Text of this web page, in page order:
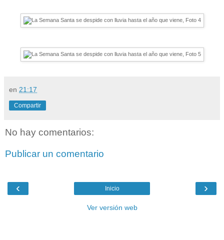
en 21:17
Compartir
No hay comentarios:
Publicar un comentario
‹ ›
Inicio
Ver versión web